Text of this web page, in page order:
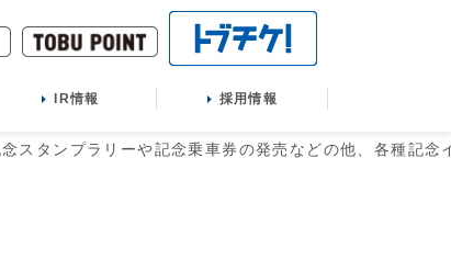
IR情報 採用情報
スタンプラリーや記念乗車券の発売などの他、各種記念